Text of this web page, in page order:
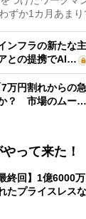
ずか1カ月あま
ンフラの新たな
との提携でAI…
万円割れからの
？ 市場のムー…
って来た！
最終回】1億6000
たプライスレス